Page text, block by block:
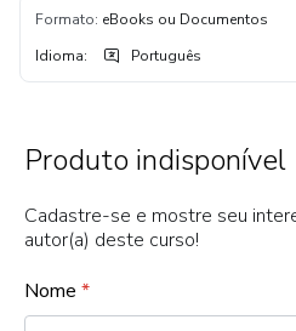
Formato: eBooks ou Documentos
Idioma: Português
Produto indisponível
Cadastre-se e mostre seu
autor(a) deste curso!
Nome *